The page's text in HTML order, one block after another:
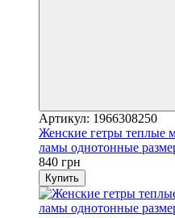
Артикул: 1966308250
Женские гетры теплые
ламы однотонные
840 грн
Купить